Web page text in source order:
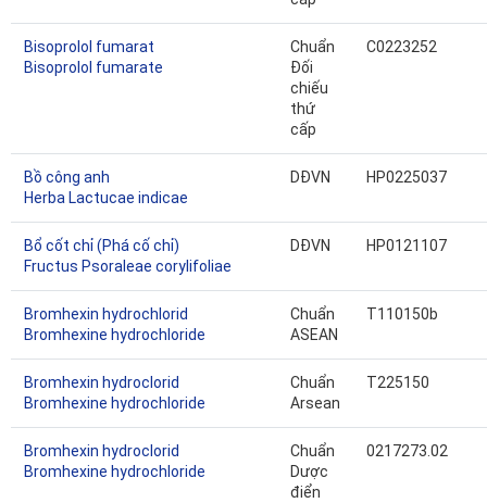
Bisoprolol fumarat
Bisoprolol fumarate
Chuẩn
Đối
chiếu
thứ
cấp
C0223252
Bồ công anh
Herba Lactucae indicae
DĐVN HP0225037
Bổ cốt chỉ (Phá cố chỉ)
Fructus Psoraleae corylifoliae
DĐVN HP0121107
Bromhexin hydrochlorid
Bromhexine hydrochloride
Chuẩn
ASEAN
T110150b
Bromhexin hydroclorid
Bromhexine hydrochloride
Chuẩn
Arsean
T225150
Bromhexin hydroclorid
Bromhexine hydrochloride
Chuẩn
Dược
điển
0217273.02